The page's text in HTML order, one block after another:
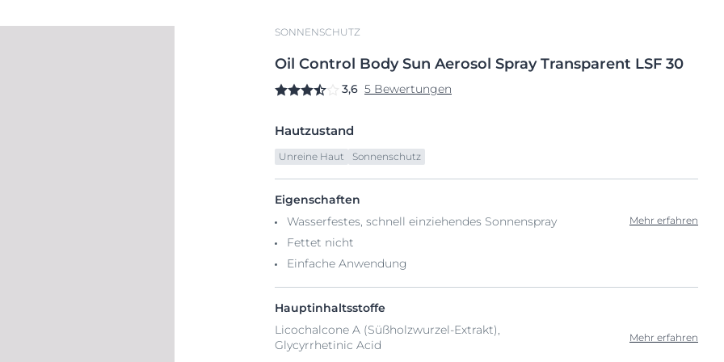
SONNENSCHUTZ
Oil Control Body Sun Aerosol Spray Transparent LSF 30
3,6 5 Bewertungen
Hautzustand
Unreine Haut Sonnenschutz
Eigenschaften
Wasserfestes, schnell einziehendes Sonnenspray
Fettet nicht
Einfache Anwendung
Mehr erfahren
Hauptinhaltsstoffe
Licochalcone A (Süßholzwurzel-Extrakt),
Glycyrrhetinic Acid
Mehr erfahren